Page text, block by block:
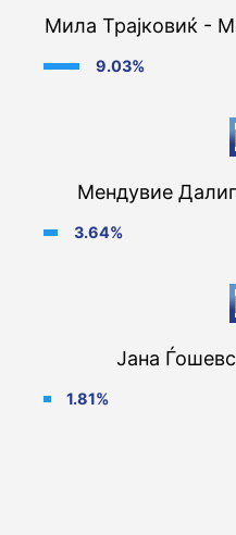
Мила Трајковиќ -
9.03%
Мендувие
3.64%
Јана
1.81%